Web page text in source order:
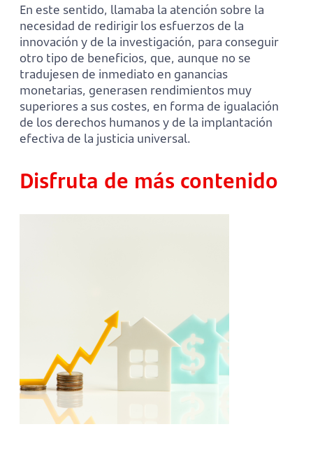
En este sentido, llamaba la atención sobre la
necesidad de redirigir los esfuerzos de la
innovación y de la investigación, para conseguir
otro tipo de beneficios, que, aunque no se
tradujesen de inmediato en ganancias
monetarias, generasen rendimientos muy
superiores a sus costes, en forma de igualación
de los derechos humanos y de la implantación
efectiva de la justicia universal.
Disfruta de más contenido